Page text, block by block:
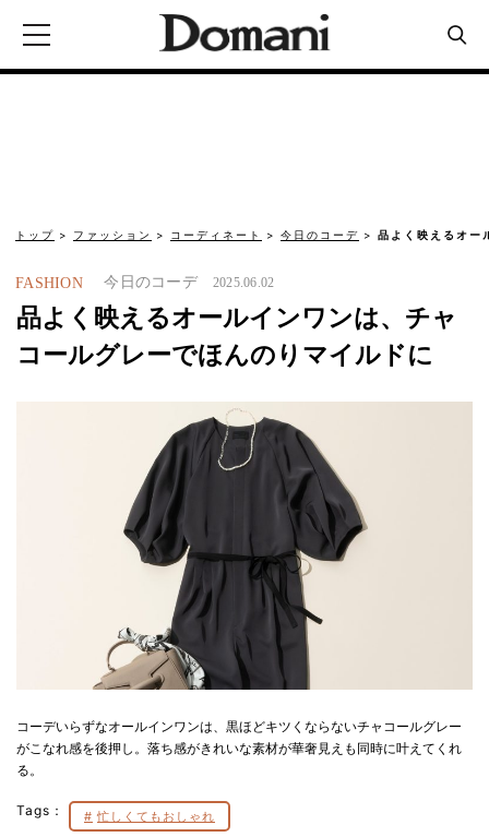
トップ ファッション コーディネート 今日のコーデ 品よく映えるオー
FASHION 今日のコーデ 2025.06.02
品よく映えるオールインワンは、チャ
コールグレーでほんのりマイルドに
コーデいらずなオールインワンは、黒ほどキツくならないチャコールグレー
がこなれ感を後押し。落ち感がきれいな素材が華奢見えも同時に叶えてくれ
る。
Tags： 忙しくてもおしゃれ